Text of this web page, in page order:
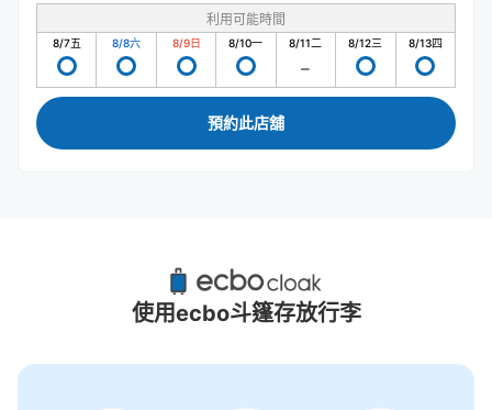
利用可能時間
8/7五 8/8六 8/9日 8/10一 8/11二 8/12三 8/13四
預約此店舖
嚴島（秋之宮島）站附近推薦的寄物櫃
0個投幣式置物櫃
使用ecbo斗篷存放行李